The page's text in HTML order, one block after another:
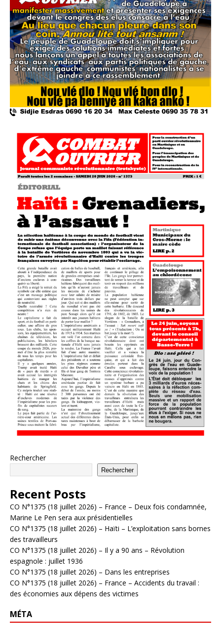
Rechercher
Rechercher
Recent Posts
CO N°1375 (18 juillet 2026) – France – Deux fois condamnée,
Marine Le Pen sera aux présidentielles
CO N°1375 (18 juillet 2026) – Haïti – L’exploitation sans bornes
des travailleurs
CO N°1375 (18 juillet 2026) – Il y a 90 ans – Révolution
espagnole : juillet 1936
CO N°1375 (18 juillet 2026) – Dans les entreprises
CO N°1375 (18 juillet 2026) – France – Accidents du travail :
des économies aux dépens des victimes
MÉTA